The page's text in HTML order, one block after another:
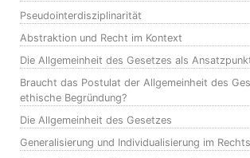
Pseudointerdisziplinarität
Abstraktion und Recht im Kontext
Die Allgemeinheit des Gesetzes als
Braucht das Postulat der Allgemeinheit des
ethische Begründung?
Die Allgemeinheit des Gesetzes
Generalisierung und Individualisierung im